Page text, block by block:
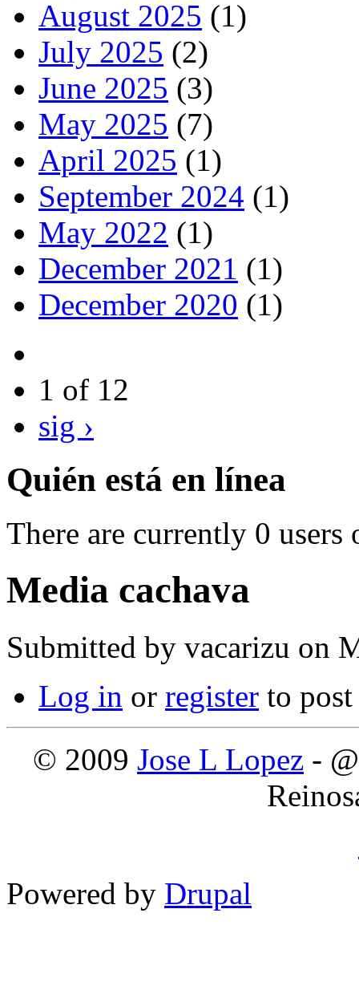
August 2025 (1)
July 2025 (2)
June 2025 (3)
May 2025 (7)
April 2025 (1)
September 2024 (1)
May 2022 (1)
December 2021 (1)
December 2020 (1)
1 of 12
sig ›
Quién está en línea
There are currently 0 users
Media cachava
Submitted by vacarizu on
Log in or register to
© 2009 Jose L Lopez -
Powered by Drupal